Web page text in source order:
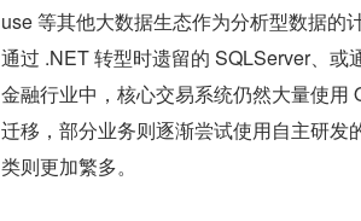
use 等其他大数据生态作为分析型数据的
通过 .NET 转型时遗留的 SQLServer、
金融行业中，核心交易系统仍然大量使用
迁移，部分业务则逐渐尝试使用自主研
类则更加繁多。